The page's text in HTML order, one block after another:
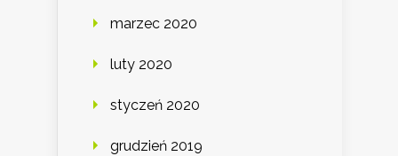
marzec 2020
luty 2020
styczeń 2020
grudzień 2019